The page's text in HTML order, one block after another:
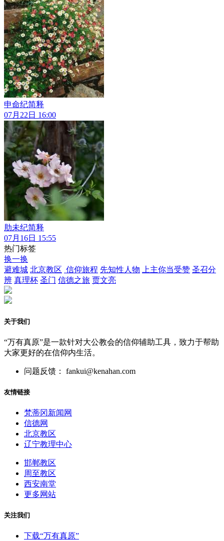
申命纪简释
07月22日 16:00
肋未纪简释
07月16日 15:55
热门标签
换一换
避难城 北京教区 信仰旅程 先知性人物 上主你当受赞 圣召分
辨 真理杯 圣门 信德之旅 贾文亮
关于我们
“万有真原”是一款针对大公教会的信仰辅助工具，致力于帮助
大家更好的在信仰内生活。
问题反馈： fankui@kenahan.com
友情链接
梵蒂冈新闻网
信德网
北京教区
辽宁教理中心
邯郸教区
周至教区
西安南堂
更多网站
关注我们
下载“万有真原”